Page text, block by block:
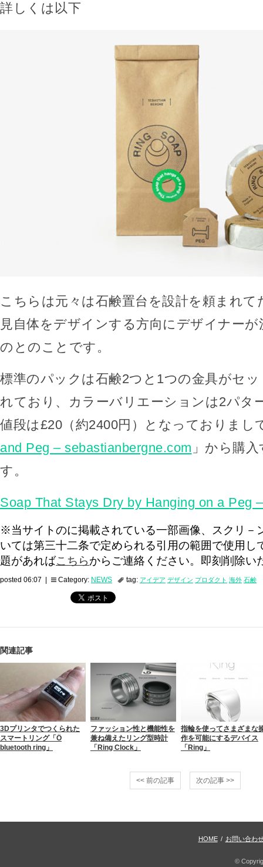
詳しくは以下
こちらは元々は石鹸置台を設計を頼まれて
見自体をデザインする方向にデザイナー
のとのことです。
標準のパックは石鹸2つと1つの金具がセ
れており、カラーバリエーションは2パタ
値段は£20（約2400円）となっておりまし
and Peg – sebastianbergne.com 」から購
す。
Soap That Stays Dry by Hanging on a Peg
※当サイトのに掲載されている一部画像、スクリ－
いては第三十二条で定められる引用の範囲で使用し
題があればこちらからご連絡ください。即刻削除い
posted 06:07 | Category: NEWS tag: アイデア デザイン プロダクト 海外 石鹸
関連記事
3Dプリンタでつくられた
スマートリング「Ö
bluetooth ring」
ファッション性と機能性を
兼ね備えたリング型時計
「Ring Clock」
指輪を使ってさまざまな
作を可能にするデバイス
「Ring」
<< 前の記事 次の記事 >>
HOME / お問い合わ
©